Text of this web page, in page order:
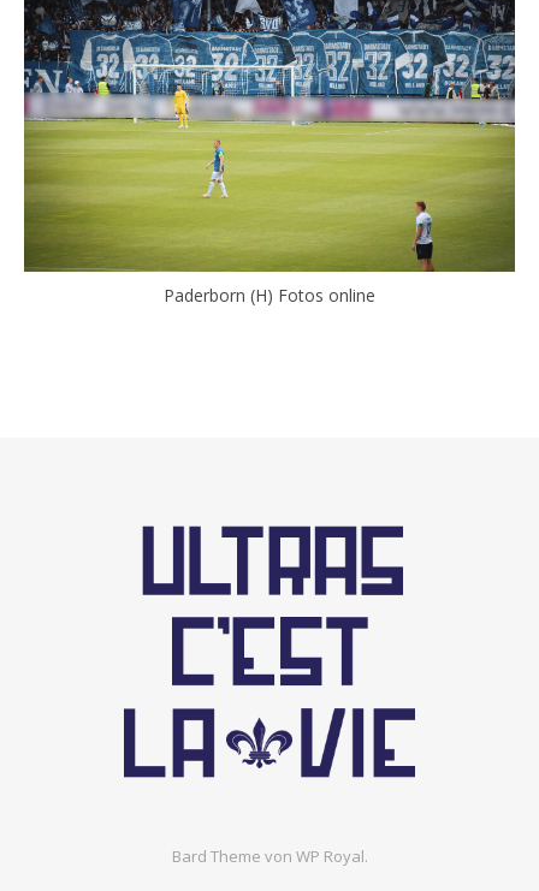
Paderborn (H) Fotos online
Bard Theme von WP Royal.